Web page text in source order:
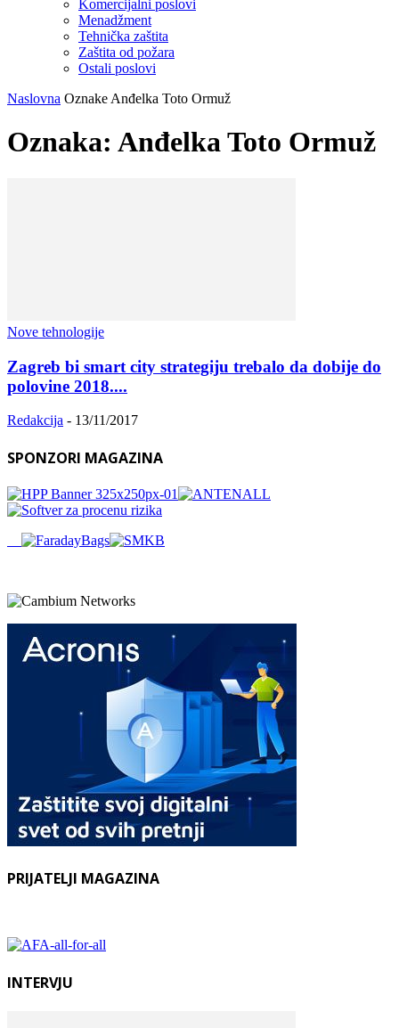
Komercijalni poslovi
Menadžment
Tehnička zaštita
Zaštita od požara
Ostali poslovi
Naslovna Oznake Anđelka Toto Ormuž
Oznaka: Anđelka Toto Ormuž
Nove tehnologije
Zagreb bi smart city strategiju trebalo da dobije do
polovine 2018....
Redakcija - 13/11/2017
SPONZORI MAGAZINA
PRIJATELJI MAGAZINA
INTERVJU